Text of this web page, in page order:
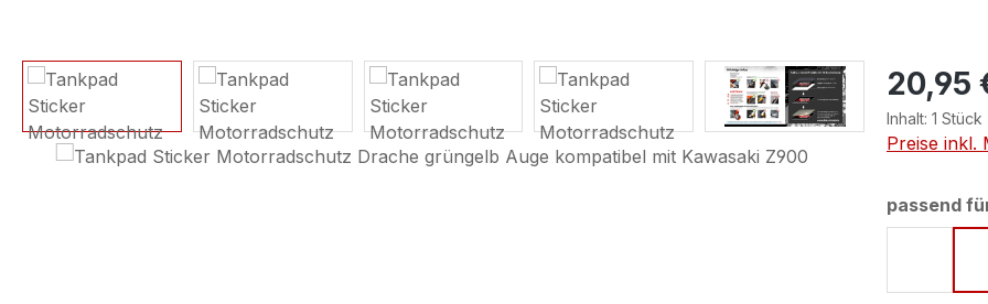
Bildergalerie überspringen 20,95
Inhalt: 1 Stück
Preise inkl.
passend